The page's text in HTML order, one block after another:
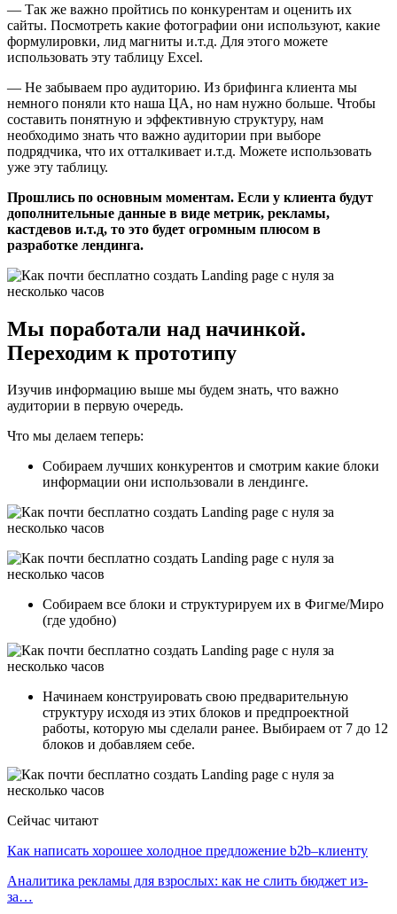
— Так же важно пройтись по конкурентам и оценить их
сайты. Посмотреть какие фотографии они используют, какие
формулировки, лид магниты и.т.д. Для этого можете
использовать эту таблицу Excel.
— Не забываем про аудиторию. Из брифинга клиента мы
немного поняли кто наша ЦА, но нам нужно больше. Чтобы
составить понятную и эффективную структуру, нам
необходимо знать что важно аудитории при выборе
подрядчика, что их отталкивает и.т.д. Можете использовать
уже эту таблицу.
Прошлись по основным моментам. Если у клиента будут
дополнительные данные в виде метрик, рекламы,
кастдевов и.т.д, то это будет огромным плюсом в
разработке лендинга.
Мы поработали над начинкой.
Переходим к прототипу
Изучив информацию выше мы будем знать, что важно
аудитории в первую очередь.
Что мы делаем теперь:
Собираем лучших конкурентов и смотрим какие блоки
информации они использовали в лендинге.
Собираем все блоки и структурируем их в Фигме/Миро
(где удобно)
Начинаем конструировать свою предварительную
структуру исходя из этих блоков и предпроектной
работы, которую мы сделали ранее. Выбираем от 7 до 12
блоков и добавляем себе.
Сейчас читают
Как написать хорошее холодное предложение b2b–клиенту
Аналитика рекламы для взрослых: как не слить бюджет из-
за…